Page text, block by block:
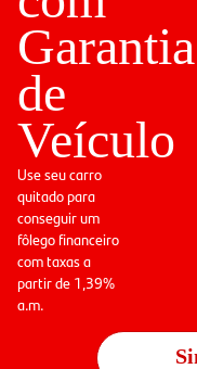
Garantia
de
Veículo
Use seu carro
quitado para
conseguir um
fôlego financeiro
com taxas a
partir de 1,39%
a.m.